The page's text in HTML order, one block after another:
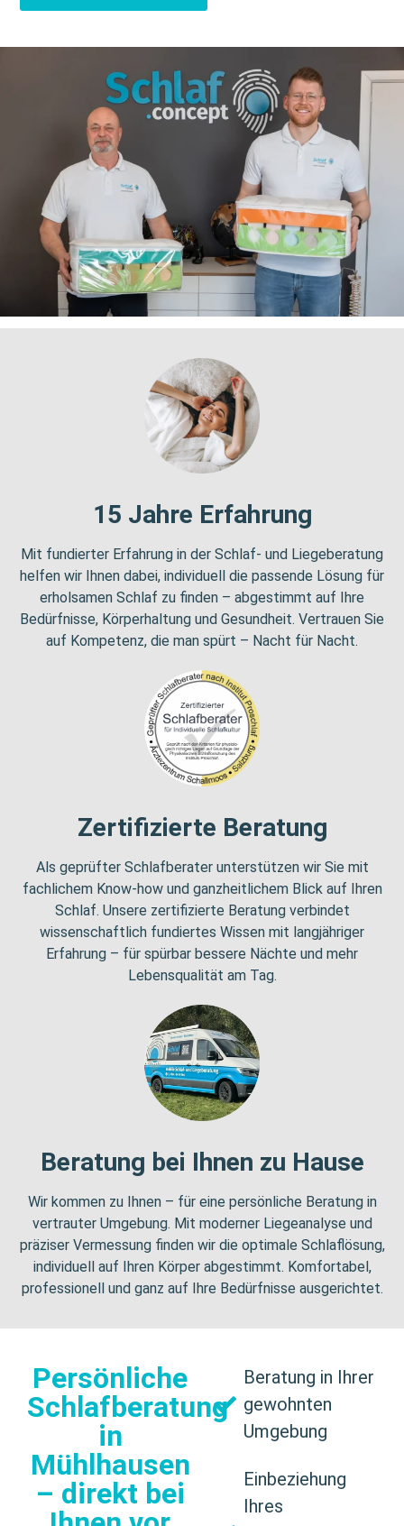
15 Jahre Erfahrung
Mit fundierter Erfahrung in der Schlaf- und Liegeberatung
helfen wir Ihnen dabei, individuell die passende Lösung für
erholsamen Schlaf zu finden – abgestimmt auf Ihre
Bedürfnisse, Körperhaltung und Gesundheit. Vertrauen Sie
auf Kompetenz, die man spürt – Nacht für Nacht.
Zertifizierte Beratung
Als geprüfter Schlafberater unterstützen wir Sie mit
fachlichem Know-how und ganzheitlichem Blick auf Ihren
Schlaf. Unsere zertifizierte Beratung verbindet
wissenschaftlich fundiertes Wissen mit langjähriger
Erfahrung – für spürbar bessere Nächte und mehr
Lebensqualität am Tag.
Beratung bei Ihnen zu Hause
Wir kommen zu Ihnen – für eine persönliche Beratung in
vertrauter Umgebung. Mit moderner Liegeanalyse und
präziser Vermessung finden wir die optimale Schlaflösung,
individuell auf Ihren Körper abgestimmt. Komfortabel,
professionell und ganz auf Ihre Bedürfnisse ausgerichtet.
Persönliche
Schlafberatung
in
Mühlhausen
– direkt bei
Beratung in Ihrer
gewohnten
Umgebung
Einbeziehung
Ihres